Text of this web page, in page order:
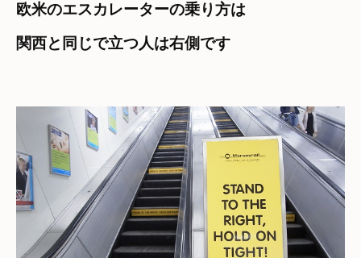
欧米のエスカレーターの乗り方は